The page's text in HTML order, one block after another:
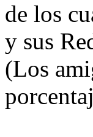
de los
y sus
(Los